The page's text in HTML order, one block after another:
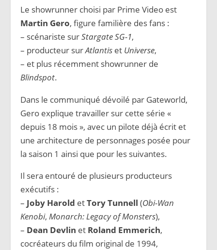
Le showrunner choisi par Prime Video est
Martin Gero, figure familière des fans :
– scénariste surStargate SG-1,
– producteur surAtlantis et Universe,
– et plus récemment showrunner de
Blindspot.
Dans le communiqué dévoilé par Gateworld,
Gero explique travailler sur cette série «
depuis 18 mois », avec un pilote déjà écrit et
une architecture de personnages posée pour
la saison 1 ainsi que pour les suivantes.
Il sera entouré de plusieurs producteurs
exécutifs :
– Joby Harold etTory Tunnell (Obi-Wan
Kenobi,Monarch: Legacy of Monsters),
– Dean Devlin et Roland Emmerich,
cocréateurs du film original de 1994,